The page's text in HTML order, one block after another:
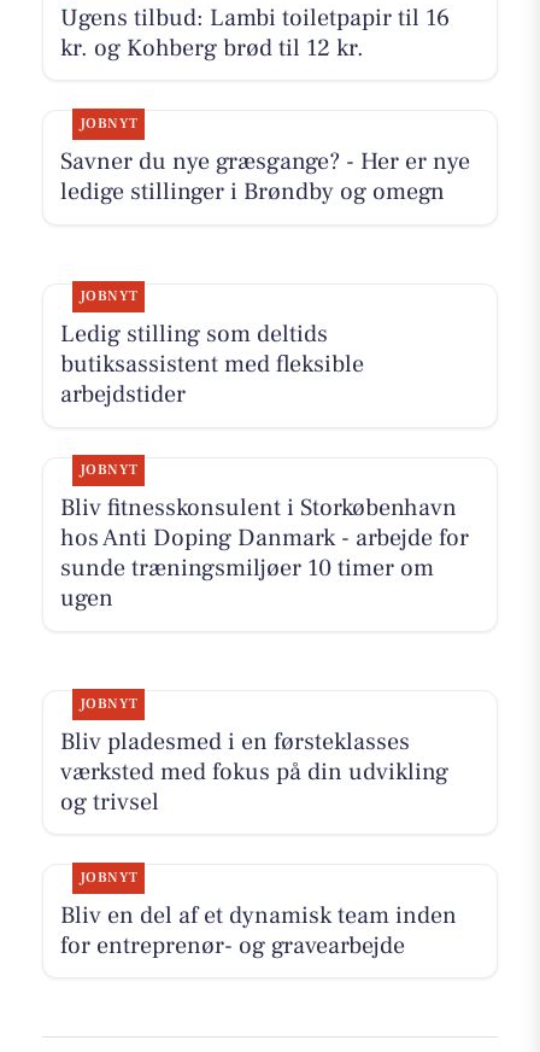
Ugens tilbud: Lambi toiletpapir til 16
kr. og Kohberg brød til 12 kr.
JOBNYT
Savner du nye græsgange? - Her er nye
ledige stillinger i Brøndby og omegn
JOBNYT
Ledig stilling som deltids
butiksassistent med fleksible
arbejdstider
JOBNYT
Bliv fitnesskonsulent i Storkøbenhavn
hos Anti Doping Danmark - arbejde for
sunde træningsmiljøer 10 timer om
ugen
JOBNYT
Bliv pladesmed i en førsteklasses
værksted med fokus på din udvikling
og trivsel
JOBNYT
Bliv en del af et dynamisk team inden
for entreprenør- og gravearbejde